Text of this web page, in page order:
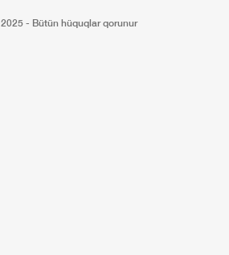
2025 - Bütün hüquqlar qorunur